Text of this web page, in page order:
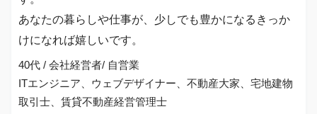
あなたの暮らしや仕事が、少しでも豊かになるきっか
けになれば嬉しいです。
40代 / 会社経営者/ 自営業
ITエンジニア、ウェブデザイナー、不動産大家、宅地建物
取引士、賃貸不動産経営管理士